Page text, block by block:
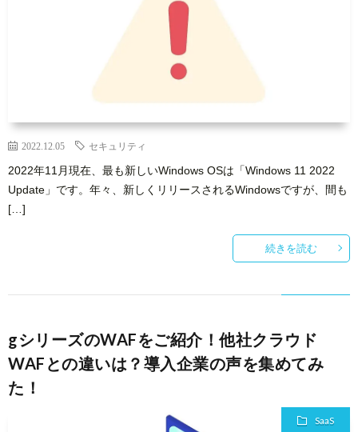
2022.12.05 セキュリティ
2022年11月現在、最も新しいWindows OSは「Windows 11 2022
Update」です。年々、新しくリリースされるWindowsですが、間も
[…]
続きを読む
gシリーズのWAFをご紹介！他社クラウド
WAFとの違いは？導入企業の声を集めてみ
た！
SaaS